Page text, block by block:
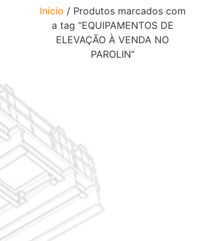
Início / Produtos marcados com
a tag “EQUIPAMENTOS DE
ELEVAÇÃO À VENDA NO
PAROLIN”